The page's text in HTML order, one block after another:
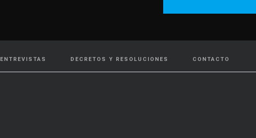
ENTREVISTAS DECRETOS Y RESOLUCIONES CONTACTO